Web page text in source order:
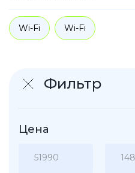
Wi-Fi Wi-Fi
Фильтр
Цена